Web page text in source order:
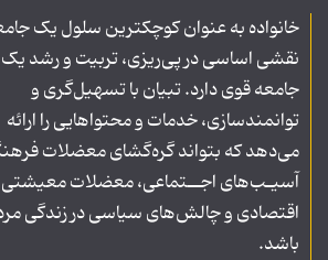
خانواده به عنوان کوچکترین سلول یک
نقشی اساسی در پی‌ریزی، تربیت و رشد یک
جامعه قوی دارد. تبیان با تسهیل‌گری و
توانمندسازی، خدمات و محتواهایی را ارائه
می‌دهد که بتواند گره‌گشای معضلات
آسیـب‌های اجــتماعی، معضلات
اقتصادی و چالش‌های سیاسی در زندگی
باشد.